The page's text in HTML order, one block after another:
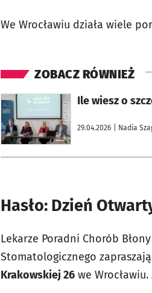
We Wrocławiu działa wiele
ZOBACZ RÓWNIEŻ
Ile wiesz o
29.04.2026 | Nadia
otworzy się w nowej karcie
Hasło: Dzień
Lekarze Poradni Chorób
Stomatologicznego
Krakowskiej 26 we